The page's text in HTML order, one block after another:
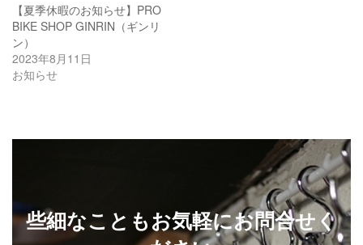
【夏季休暇のお知らせ】PRO
BIKE SHOP GINRIN（ギンリ
ン）
2023年8月11日
お知らせ
些細なこともお気軽にお問合せく